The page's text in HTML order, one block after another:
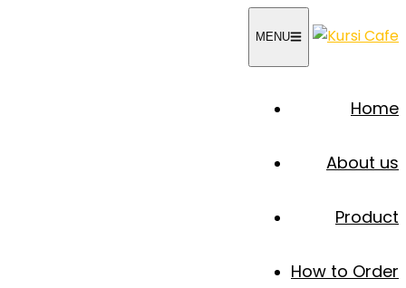
MENU
Home
About us
Product
How to Order